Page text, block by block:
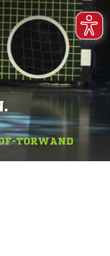
TORWAND